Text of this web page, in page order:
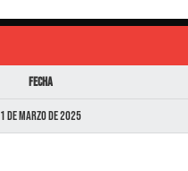
Fecha
1 de marzo de 2025